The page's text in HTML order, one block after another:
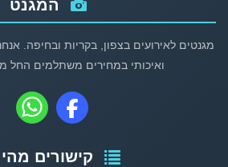
המגנט
מגנטים לאירועים בצפון, בקריות ובחיפה.
ואיכותי במחירים משתלמים החל מ-599 ₪
קישורים